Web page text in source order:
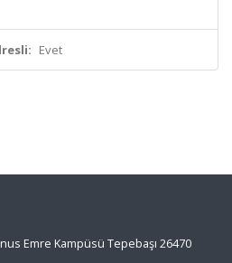
Evet
Emre Kampüsü Tepebaşı 26470